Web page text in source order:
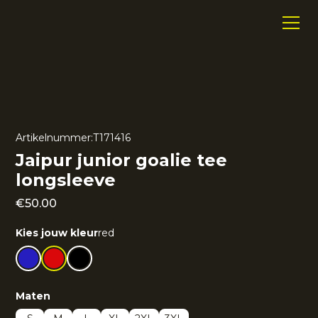
Artikelnummer:T171416
Jaipur junior goalie tee
longsleeve
€50.00
Kies jouw kleurred
Maten